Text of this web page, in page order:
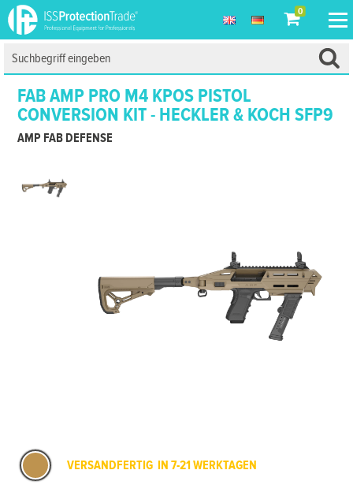
0
FAB AMP PRO M4 KPOS PISTOL
CONVERSION KIT - HECKLER & KOCH SFP9
AMP FAB DEFENSE
VERSANDFERTIG IN 7-21 WERKTAGEN